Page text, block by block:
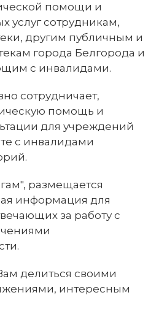
помощи и
услуг сотрудникам,
другим публичным и
города Белгорода и
с инвалидами.
сотрудничает,
помощь и
для учреждений
с инвалидами
размещается
информация для
за работу с
делиться своими
интересным